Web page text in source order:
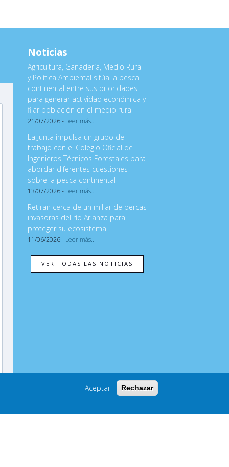
Noticias
Agricultura, Ganadería, Medio Rural
y Política Ambiental sitúa la pesca
continental entre sus prioridades
para generar actividad económica y
fijar población en el medio rural
21/07/2026 - Leer más...
La Junta impulsa un grupo de
trabajo con el Colegio Oficial de
Ingenieros Técnicos Forestales para
abordar diferentes cuestiones
sobre la pesca continental
13/07/2026 - Leer más...
Retiran cerca de un millar de percas
invasoras del río Arlanza para
proteger su ecosistema
11/06/2026 - Leer más...
Aceptar Rechazar